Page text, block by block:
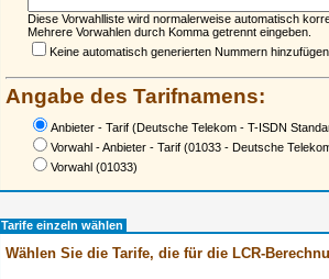
Diese Vorwahlliste wird normalerweise automatisch
Mehrere Vorwahlen durch Komma getrennt eingeben.
Keine automatisch generierten Nummern hinzufügen
Angabe des Tarifnamens:
Anbieter - Tarif (Deutsche Telekom - T-ISDN
Vorwahl - Anbieter - Tarif (01033 - Deutsche
Vorwahl (01033)
Tarife einzeln wählen
Wählen Sie die Tarife, die für die LCR-